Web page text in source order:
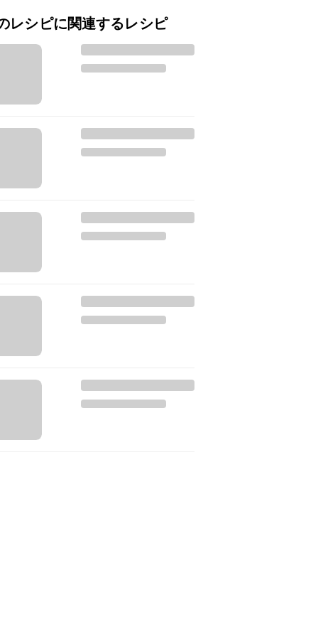
レシピに関連するレシピ